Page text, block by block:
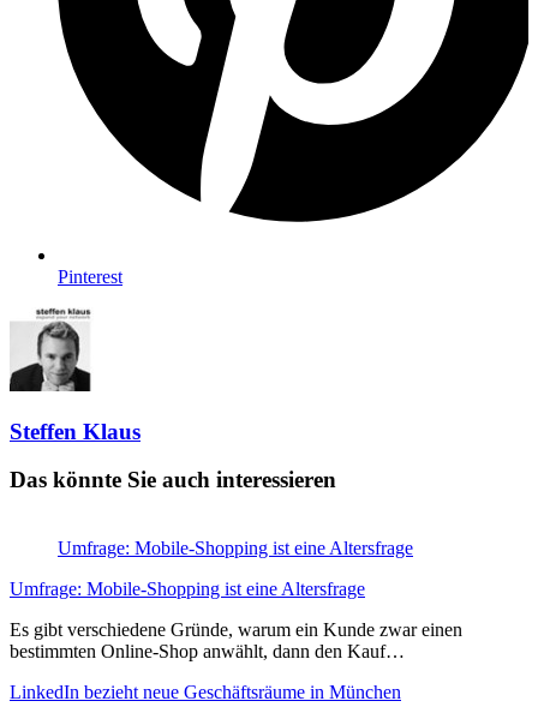
Pinterest
Steffen Klaus
Das könnte Sie auch interessieren
Umfrage: Mobile-Shopping ist eine Altersfrage
Umfrage: Mobile-Shopping ist eine Altersfrage
Es gibt verschiedene Gründe, warum ein Kunde zwar einen
bestimmten Online-Shop anwählt, dann den Kauf…
LinkedIn bezieht neue Geschäftsräume in München